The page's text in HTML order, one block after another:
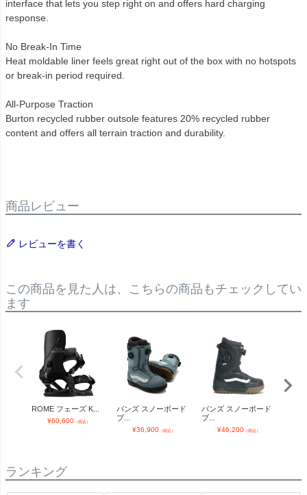
interface that lets you step right on and offers hard charging
response.
No Break-In Time
Heat moldable liner feels great right out of the box with no hotspots
or break-in period required.
All-Purpose Traction
Burton recycled rubber outsole features 20% recycled rubber
content and offers all terrain traction and durability.
商品レビュー
レビューを書く
この商品を見た人は、こちらの商品もチェックしてい
ます
ROME フェーズ K...
¥60,600（税込）
バンズ スノーボード
ブ...
¥36,900（税込）
バンズ スノーボード
ブ...
¥46,200（税込）
ランキング